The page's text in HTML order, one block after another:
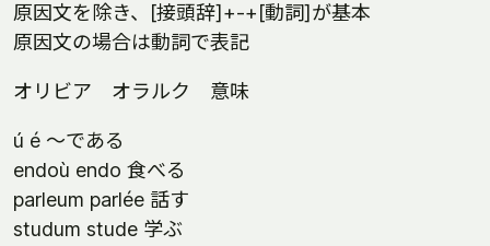
原因文を除き、[接頭辞]+-+[動詞]が基本
原因文の場合は動詞で表記
オリビア オラルク 意味
ú é ～である
endoù endo 食べる
parleum parlée 話す
studum stude 学ぶ